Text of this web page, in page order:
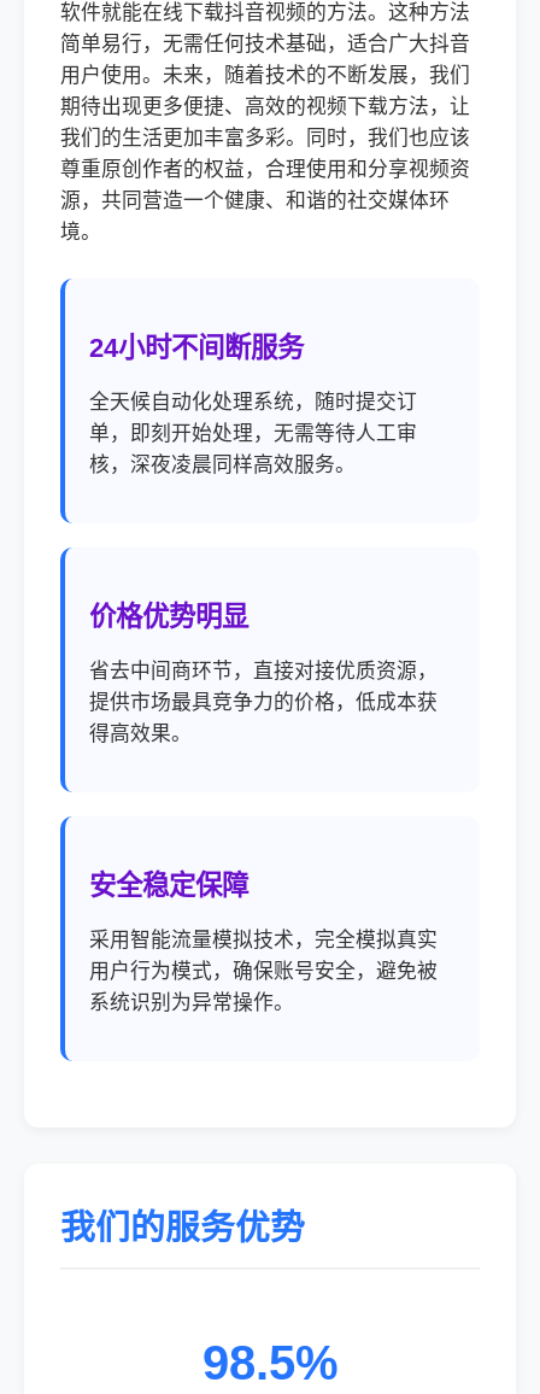
软件就能在线下载抖音视频的方法。这种方法
简单易行，无需任何技术基础，适合广大抖音
用户使用。未来，随着技术的不断发展，我们
期待出现更多便捷、高效的视频下载方法，让
我们的生活更加丰富多彩。同时，我们也应该
尊重原创作者的权益，合理使用和分享视频资
源，共同营造一个健康、和谐的社交媒体环
境。
24小时不间断服务
全天候自动化处理系统，随时提交订
单，即刻开始处理，无需等待人工审
核，深夜凌晨同样高效服务。
价格优势明显
省去中间商环节，直接对接优质资源，
提供市场最具竞争力的价格，低成本获
得高效果。
安全稳定保障
采用智能流量模拟技术，完全模拟真实
用户行为模式，确保账号安全，避免被
系统识别为异常操作。
我们的服务优势
98.5%